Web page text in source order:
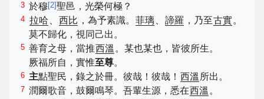
3 於穆[2]聖邑，光榮何極？
4 拉哈 、 西比 ，為予素識。 菲璃、 諦羅 ，乃至古實。
莫不歸化，視同己出。
5 善育之母，當推西溫 。某也某也，皆彼所生。
厥福所自，實惟至尊。
6 主點聖民，錄之於冊。彼哉！彼哉！ 西溫 所出。
7 潤爾歌音，鼓爾鳴琴。吾輩生源，悉在西溫 。